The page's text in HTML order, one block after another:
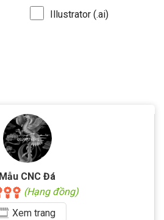
Illustrator (.ai)
Mẫu CNC Đá
(Hạng đồng)
Xemtrang